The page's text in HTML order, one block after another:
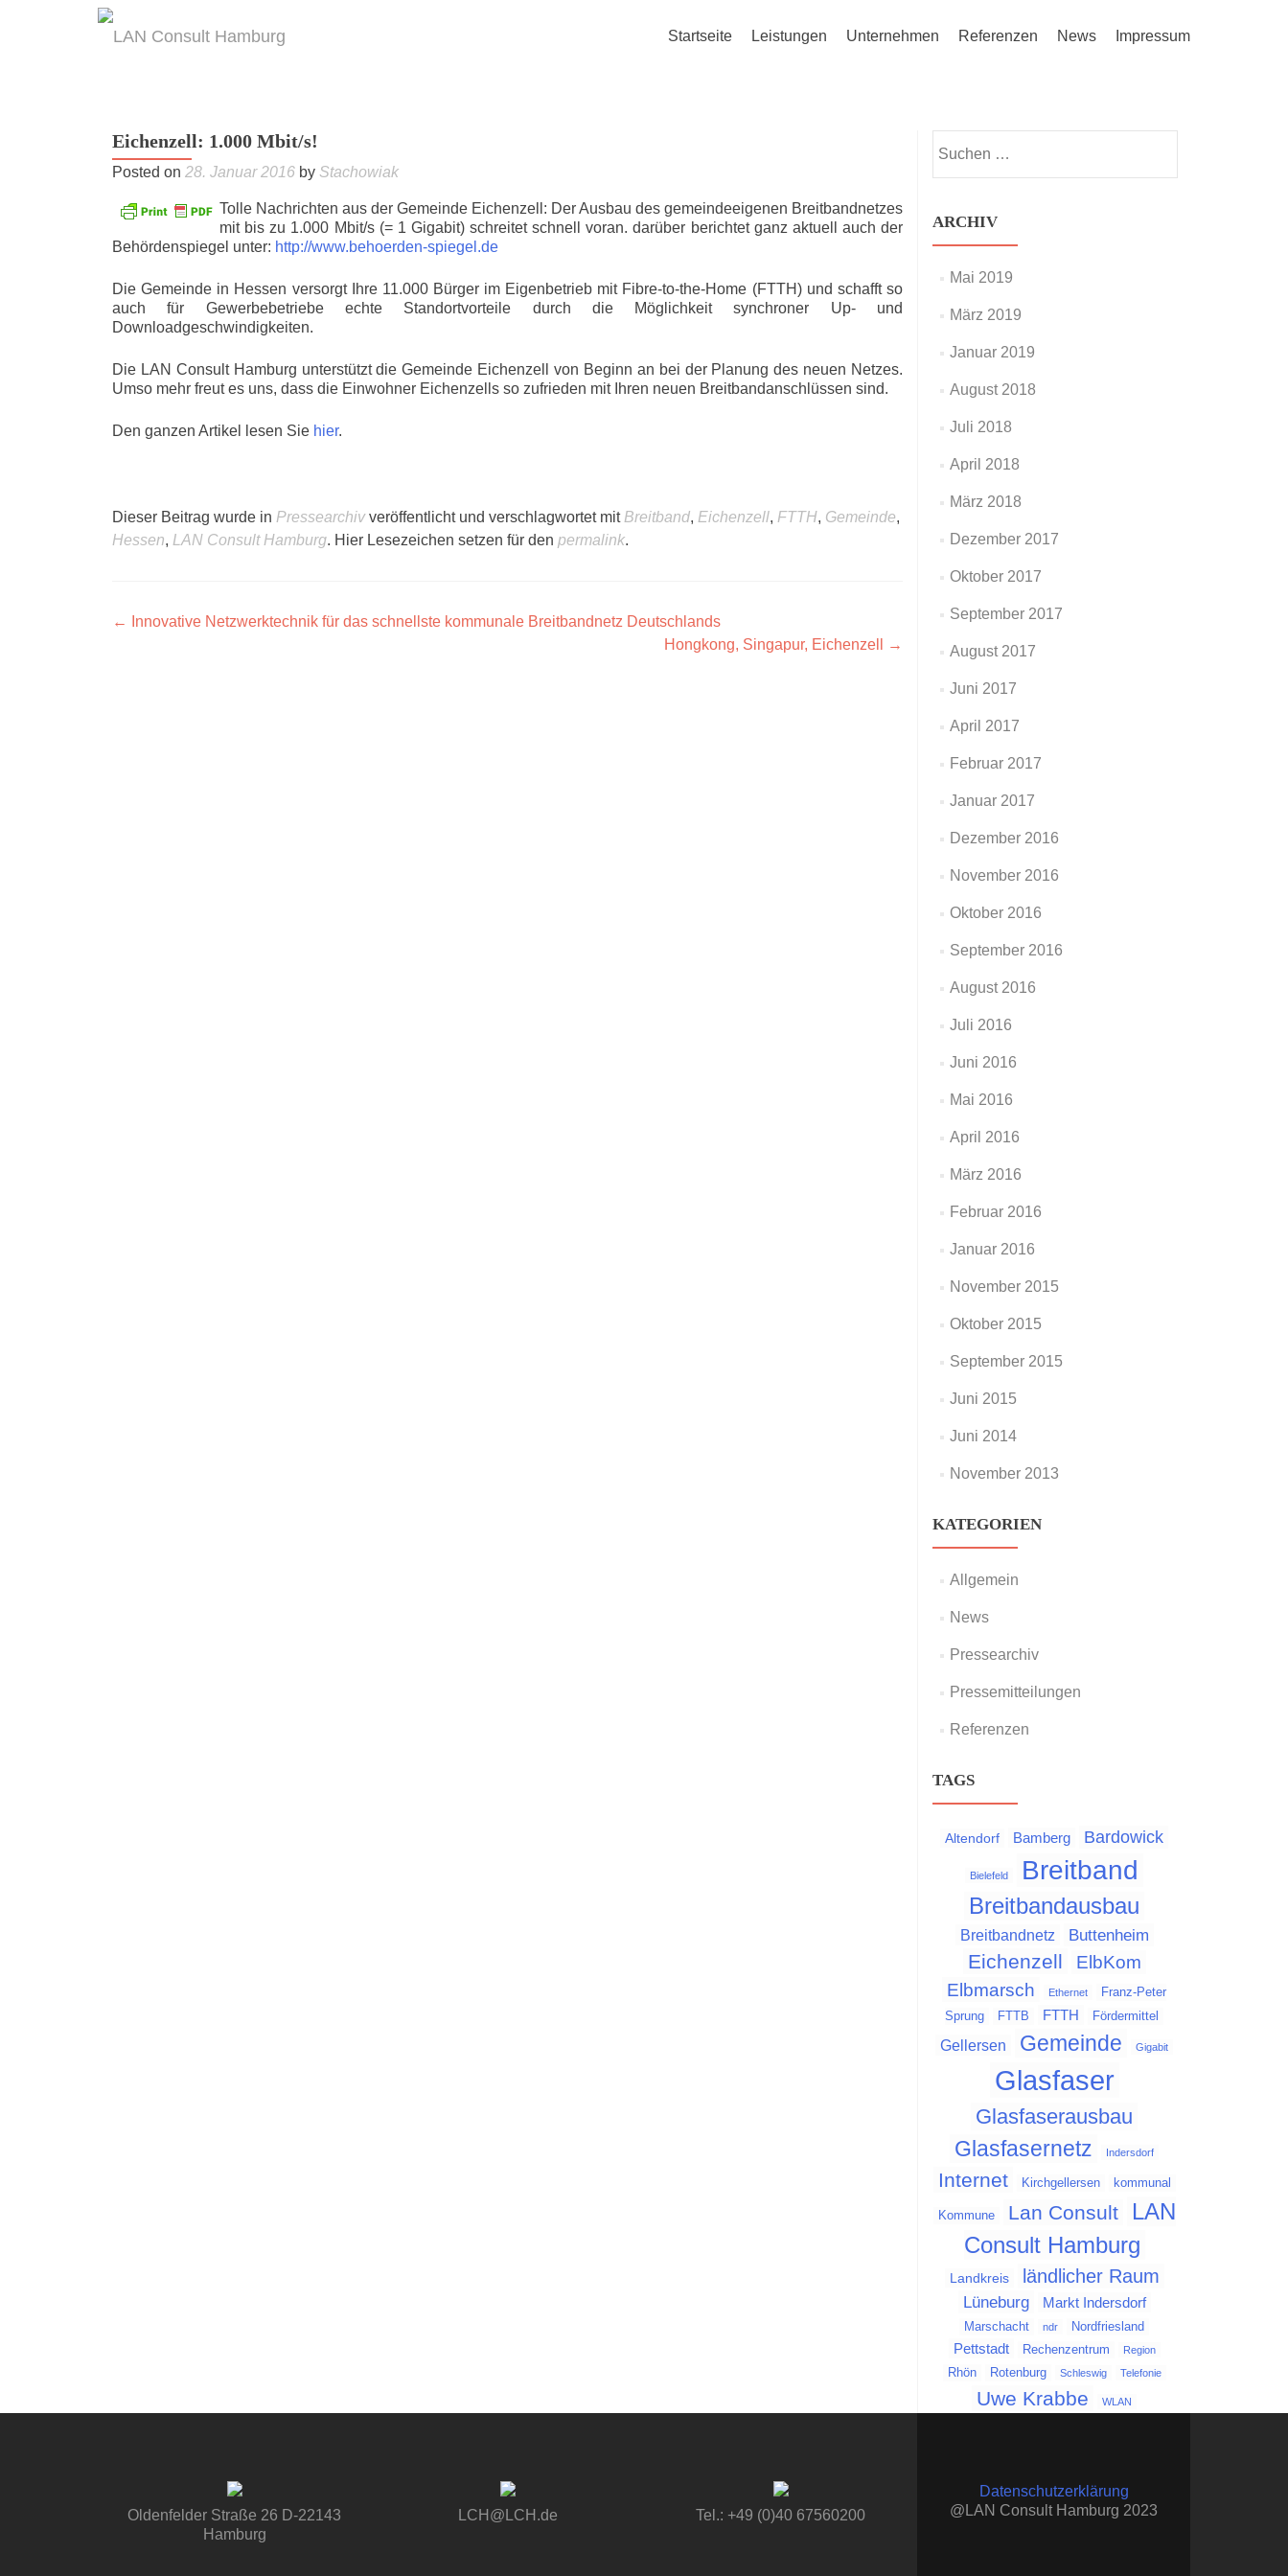
Startseite Leistungen Unternehmen Referenzen News Impressum
Eichenzell: 1.000 Mbit/s!
Posted on 28. Januar 2016 by Stachowiak
Tolle Nachrichten aus der Gemeinde Eichenzell: Der Ausbau des gemeindeeigenen Breitbandnetzes
mit bis zu 1.000 Mbit/s (= 1 Gigabit) schreitet schnell voran. darüber berichtet ganz aktuell auch der
Behördenspiegel unter: http://www.behoerden-spiegel.de
Die Gemeinde in Hessen versorgt Ihre 11.000 Bürger im Eigenbetrieb mit Fibre-to-the-Home (FTTH) und schafft so
auch für Gewerbebetriebe echte Standortvorteile durch die Möglichkeit synchroner Up- und
Downloadgeschwindigkeiten.
Die LAN Consult Hamburg unterstützt die Gemeinde Eichenzell von Beginn an bei der Planung des neuen Netzes.
Umso mehr freut es uns, dass die Einwohner Eichenzells so zufrieden mit Ihren neuen Breitbandanschlüssen sind.
Den ganzen Artikel lesen Sie hier.
Dieser Beitrag wurde in Pressearchivveröffentlicht und verschlagwortet mit Breitband, Eichenzell, FTTH, Gemeinde,
Hessen, LAN Consult Hamburg. Hier Lesezeichen setzen für den permalink.
Post
←
Innovative Netzwerktechnik für das schnellste kommunale Breitbandnetz Deutschlands
Hongkong, Singapur, Eichenzell
→
nach:
ARCHIV
Mai 2019
März 2019
Januar 2019
August 2018
Juli 2018
April 2018
März 2018
Dezember 2017
Oktober 2017
September 2017
August 2017
Juni 2017
April 2017
Februar 2017
Januar 2017
Dezember 2016
November 2016
Oktober 2016
September 2016
August 2016
Juli 2016
Juni 2016
Mai 2016
April 2016
März 2016
Februar 2016
Januar 2016
November 2015
Oktober 2015
September 2015
Juni 2015
Juni 2014
November 2013
KATEGORIEN
Allgemein
News
Pressearchiv
Pressemitteilungen
Referenzen
TAGS
Altendorf Bamberg Bardowick
Bielefeld Breitband
Breitbandausbau
Breitbandnetz Buttenheim
Eichenzell ElbKom
Elbmarsch Ethernet
Franz-Peter
Sprung
FTTB FTTH Fördermittel
Gellersen Gemeinde Gigabit
Glasfaser
Glasfaserausbau
Glasfasernetz Indersdorf
Internet Kirchgellersen kommunal
Kommune Lan Consult
LAN
Consult Hamburg
Landkreis ländlicher Raum
Lüneburg Markt Indersdorf
Marschacht ndr Nordfriesland
Pettstadt Rechenzentrum Region
Rhön Rotenburg Schleswig Telefonie
Uwe Krabbe WLAN
Oldenfelder Straße 26 D-22143
Hamburg
LCH@LCH.de Tel.: +49 (0)40 67560200
Datenschutzerklärung
@LAN Consult Hamburg 2023